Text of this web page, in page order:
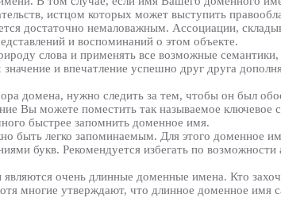
истцом которых может выступить
достаточно немаловажным. Ассоциации,
и воспоминаний о этом объекте.
слова и применять все возможные семантики,
и впечатление успешно друг друга
домена, нужно следить за тем, чтобы он был
Вы можете поместить так называемое
быстрее запомнить доменное имя.
быть легко запоминаемым. Для этого доменное
букв. Рекомендуется избегать по
очень длинные доменные имена. Кто
многие утверждают, что длинное доменное имя